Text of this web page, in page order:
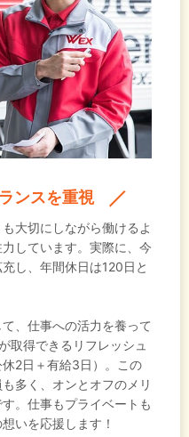
ンスを重視
大切にしながら働けるよ
しています。実際に、今
し、年間休日は120日と
、仕事への活力を養って
取得できるリフレッシュ
2日＋有給3日）。この
多く、オンとオフのメリ
。仕事もプライベートも
いを応援します！